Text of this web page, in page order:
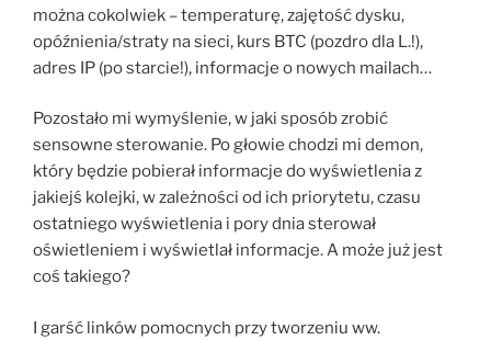
można cokolwiek – temperaturę, zajętość dysku,
opóźnienia/straty na sieci, kurs BTC (pozdro dla L.!),
adres IP (po starcie!), informacje o nowych mailach…
Pozostało mi wymyślenie, w jaki sposób zrobić
sensowne sterowanie. Po głowie chodzi mi demon,
który będzie pobierał informacje do wyświetlenia z
jakiejś kolejki, w zależności od ich priorytetu, czasu
ostatniego wyświetlenia i pory dnia sterował
oświetleniem i wyświetlał informacje. A może już jest
coś takiego?
I garść linków pomocnych przy tworzeniu ww.